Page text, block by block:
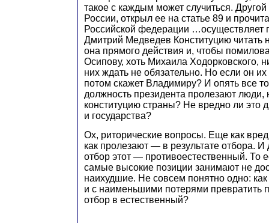
такое с каждым может случиться.
России, открыл ее на статье 89 и
Российской федерации …осуществляет
Дмитрий Медведев Конституцию читать
она прямого действия и, чтобы
Осипову, хоть Михаила Ходорковского,
них ждать не обязательно. Но если он их
потом скажет Владимиру? И опять все
должность президента пролезают
конституцию страны? Не вредно ли это
и государства?
Ох, риторические вопросы. Еще как
как пролезают — в результате отбора. И
отбор этот — противоестественный. То
самые высокие позиции занимают не
наихудшие. Не совсем понятно одно:
и с наименьшими потерями превратить
отбор в естественный?